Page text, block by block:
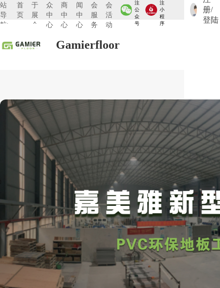
站
导
航:
首
页
于
展
会
众
中
心
商
中
心
闻
中
心
会
服
务
会
活
动
注
公
众
号
注
小
程
序
册/
登陆
Gamierfloor